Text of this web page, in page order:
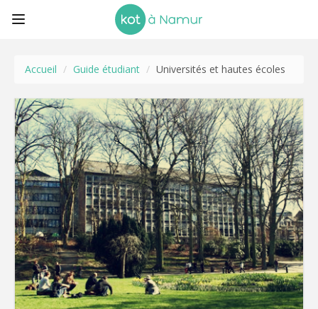
Accueil / Guide étudiant / Universités et hautes écoles